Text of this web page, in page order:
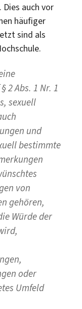
auch vor
häufiger
sind als
2 Abs. 1 Nr. 1
sexuell
und
bestimmte
von
gehören,
Würde der
oder
Umfeld